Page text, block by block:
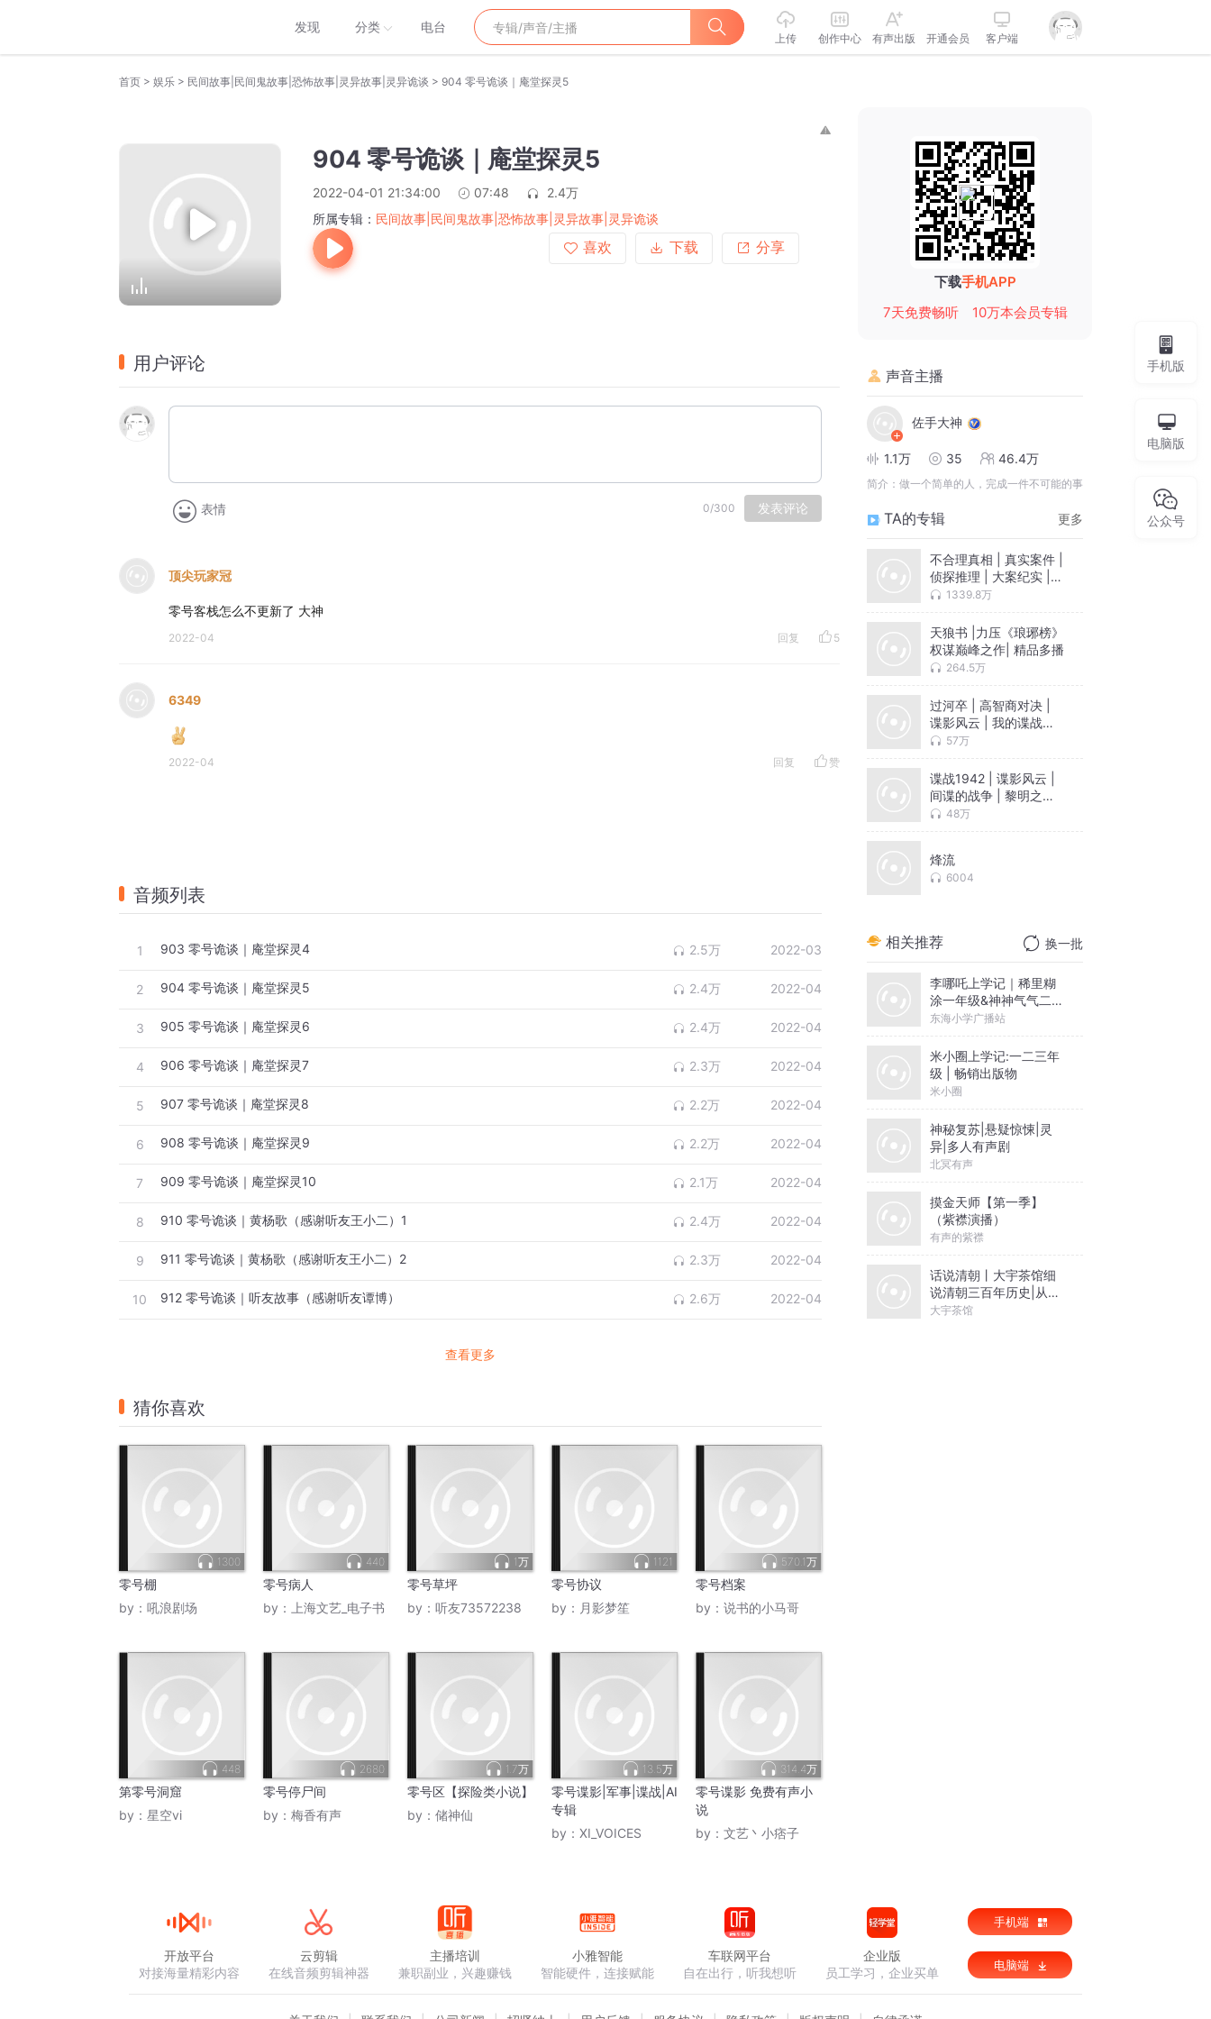
发现 分类 电台
上传 创作中心 有声出版 开通会员 客户端
首页 > 娱乐 > 民间故事|民间鬼故事|恐怖故事|灵异故事|灵异诡谈 > 904 零号诡谈｜庵堂探灵5
904 零号诡谈｜庵堂探灵5
2022-04-01 21:34:00 07:48
2.4万
所属专辑： 民间故事|民间鬼故事|恐怖故事|灵异故事|灵异诡谈
喜欢
下载 分享
用户评论
表情 0/300 发表评论
顶尖玩家冠
零号客栈怎么不更新了 大神
2022-04 回复 5
6349
2022-04 回复 赞
音频列表
1 903 零号诡谈｜庵堂探灵4 2.5万 2022-03
2 904 零号诡谈｜庵堂探灵5 2.4万 2022-04
3 905 零号诡谈｜庵堂探灵6 2.4万 2022-04
4 906 零号诡谈｜庵堂探灵7 2.3万 2022-04
5 907 零号诡谈｜庵堂探灵8 2.2万 2022-04
6 908 零号诡谈｜庵堂探灵9 2.2万 2022-04
7 909 零号诡谈｜庵堂探灵10 2.1万 2022-04
8 910 零号诡谈｜黄杨歌（感谢听友王小二）1 2.4万 2022-04
9 911 零号诡谈｜黄杨歌（感谢听友王小二）2 2.3万 2022-04
10 912 零号诡谈｜听友故事（感谢听友谭博） 2.6万 2022-04
查看更多
猜你喜欢
1300
零号棚
by： 吼浪剧场
440
零号病人
by：
上海文艺_电子书
1万
零号草坪
by： 听友73572238
1121
零号协议
by： 月影梦笙
570.1万
零号档案
by： 说书的小马哥
448
第零号洞窟
by： 星空vi
2680
零号停尸间
by： 梅香有声
1.7万
零号区【探险类小说】
by： 储神仙
13.5万
零号谍影|军事|谍战|AI
专辑
by： XI_VOICES
314.4万
零号谍影 免费有声小
说
by： 文艺丶小痞子
下载手机APP
7天免费畅听
10万本会员专辑
声音主播
佐手大神
1.1万 35 46.4万
简介： 做一个简单的人，完成一件不可能的事
TA的专辑 更多
不合理真相 | 真实案件 |
侦探推理 | 大案纪实 |
破案 | 诡秘分析
1339.8万
天狼书 |力压《琅琊榜》
权谋巅峰之作| 精品多播
264.5万
过河卒 | 高智商对决 |
谍影风云 | 我的谍战岁
月 | 间谍的战争
57万
谍战1942 | 谍影风云 |
间谍的战争 | 黎明之前 |
残酷任务
48万
烽流
6004
相关推荐 换一批
李哪吒上学记｜稀里糊
涂一年级&神神气气二年
级
东海小学广播站
米小圈上学记:一二三年
级 | 畅销出版物
米小圈
神秘复苏|悬疑惊悚|灵
异|多人有声剧
北冥有声
摸金天师【第一季】
（紫襟演播）
有声的紫襟
话说清朝丨大宇茶馆细
说清朝三百年历史|从努
尔哈赤到末代皇帝溥仪|
大宇茶馆
手机版
电脑版
公众号
开放平台
对接海量精彩内容
云剪辑
在线音频剪辑神器
主播培训
兼职副业，兴趣赚钱
小雅智能
智能硬件，连接赋能
车联网平台
自在出行，听我想听
企业版
员工学习，企业买单
手机端
电脑端